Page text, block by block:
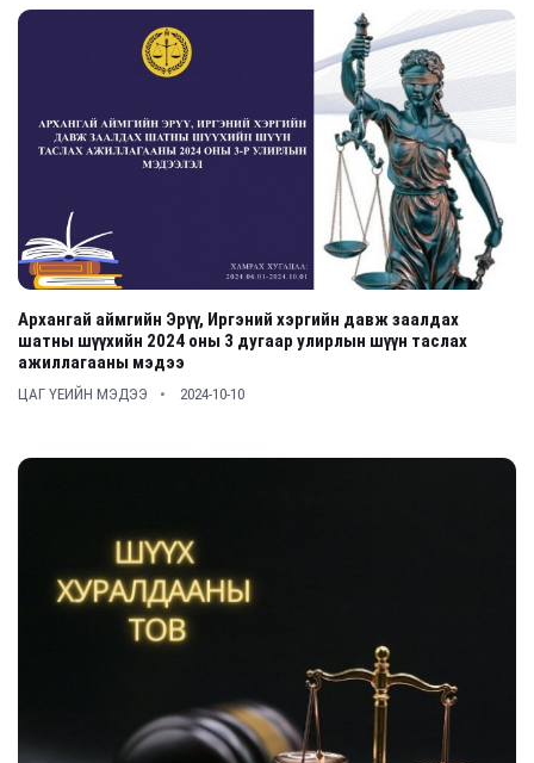
Архангай аймгийн Эрүү, Иргэний хэргийн давж заалдах
шатны шүүхийн 2024 оны 3 дугаар улирлын шүүн таслах
ажиллагааны мэдээ
ЦАГ ҮЕИЙН МЭДЭЭ 2024-10-10